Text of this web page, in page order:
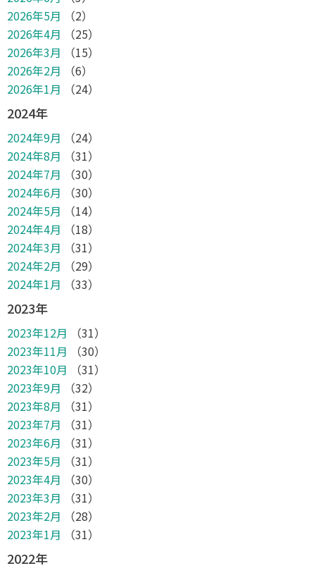
2026年5月
（2）
2026年4月
（25）
2026年3月
（15）
2026年2月
（6）
2026年1月
（24）
2024年
2024年9月
（24）
2024年8月
（31）
2024年7月
（30）
2024年6月
（30）
2024年5月
（14）
2024年4月
（18）
2024年3月
（31）
2024年2月
（29）
2024年1月
（33）
2023年
2023年12月
（31）
2023年11月
（30）
2023年10月
（31）
2023年9月
（32）
2023年8月
（31）
2023年7月
（31）
2023年6月
（31）
2023年5月
（31）
2023年4月
（30）
2023年3月
（31）
2023年2月
（28）
2023年1月
（31）
2022年